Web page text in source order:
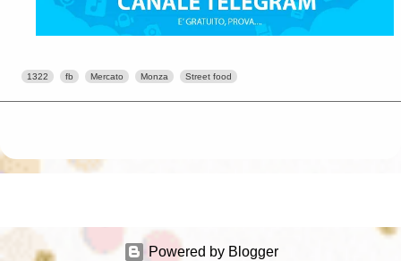
1322 fb Mercato Monza Street food
Powered by Blogger